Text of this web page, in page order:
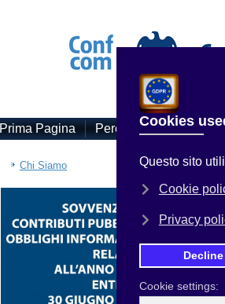
Prima Pagina Perchè Associarsi
Chi Siamo
Sei qui: